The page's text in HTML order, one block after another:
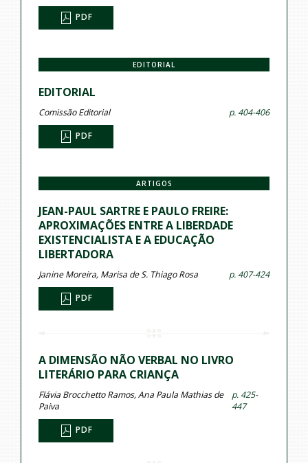
PDF
EDITORIAL
EDITORIAL
Comissão Editorial p. 404-406
PDF
ARTIGOS
JEAN-PAUL SARTRE E PAULO FREIRE:
APROXIMAÇÕES ENTRE A LIBERDADE
EXISTENCIALISTA E A EDUCAÇÃO
LIBERTADORA
Janine Moreira, Marisa de S. Thiago Rosa p. 407-424
PDF
A DIMENSÃO NÃO VERBAL NO LIVRO
LITERÁRIO PARA CRIANÇA
Flávia Brocchetto Ramos, Ana Paula Mathias de
Paiva
p. 425-
447
PDF